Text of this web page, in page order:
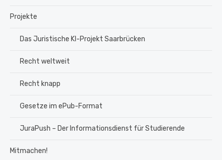
Projekte
Das Juristische KI-Projekt Saarbrücken
Recht weltweit
Recht knapp
Gesetze im ePub-Format
JuraPush – Der Informationsdienst für Studierende
Mitmachen!